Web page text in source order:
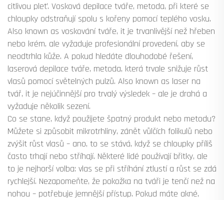
citlivou pleť. Vosková depilace tváře, metoda, při které se
chloupky odstraňují spolu s kořeny pomocí teplého vosku.
Also known as voskování tváře, it je trvanlivější než hřeben
nebo krém, ale vyžaduje profesionální provedení, aby se
neodtrhla kůže. A pokud hledáte dlouhodobé řešení,
laserová depilace tváře, metoda, která trvale snižuje růst
vlasů pomocí světelných pulzů. Also known as laser na
tvář, it je nejúčinnější pro trvalý výsledek – ale je drahá a
vyžaduje několik sezení.
Co se stane, když použijete špatný produkt nebo metodu?
Můžete si způsobit mikrotrhliny, zánět vůlčích folikulů nebo
zvýšit růst vlasů – ano, to se stává, když se chloupky příliš
často trhají nebo stříhají. Některé lidé používají břitky, ale
to je nejhorší volba: vlas se při stříhání ztlustí a růst se zdá
rychlejší. Nezapomeňte, že pokožka na tváři je tenčí než na
nohou – potřebuje jemnější přístup. Pokud máte akné,